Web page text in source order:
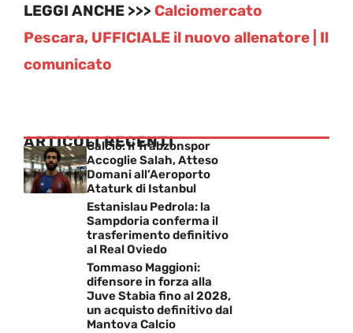
LEGGI ANCHE >>> Calciomercato
Pescara, UFFICIALE il nuovo allenatore | Il
comunicato
ARTICOLI RECENTI
Calcio: Il Trabzonspor
Accoglie Salah, Atteso
Domani all’Aeroporto
Ataturk di Istanbul
Estanislau Pedrola: la
Sampdoria conferma il
trasferimento definitivo
al Real Oviedo
Tommaso Maggioni:
difensore in forza alla
Juve Stabia fino al 2028,
un acquisto definitivo dal
Mantova Calcio